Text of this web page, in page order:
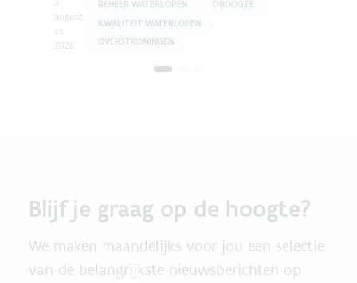
3
august
us
2026
BEHEER WATERLOPEN
DROOGTE
KWALITEIT WATERLOPEN
OVERSTROMINGEN
Blijf je graag op de hoogte?
We maken maandelijks voor jou een selectie
van de belangrijkste nieuwsberichten op